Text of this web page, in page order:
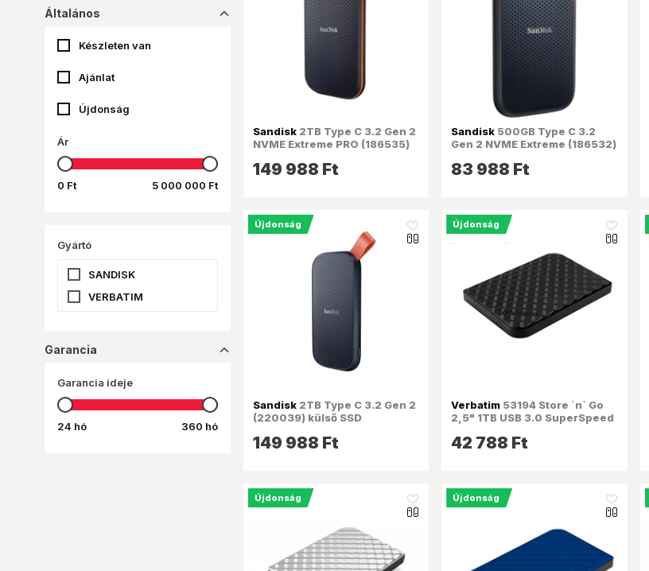
Sandisk2TB Type C 3.2 Gen 2
NVME Extreme PRO (186535)
149 988 Ft
Sandisk 500GB Type C 3.2
Gen 2 NVME Extreme (186532)
83 988 Ft
Újdonság like_16
Sandisk2TB Type C 3.2 Gen 2
(220039) külső SSD
149 988 Ft
Újdonság like_16
Verbatim 53194 Store `n` Go
2,5" 1TB USB 3.0 SuperSpeed
42 788 Ft
Újdonság like_16 Újdonság like_16
Általános dropup_16
Készleten van
Ajánlat
Újdonság
Ár
0 Ft 5 000 000 Ft
Gyártó
SANDISK
VERBATIM
Garancia dropup_16
Garancia ideje
24 hó 360 hó